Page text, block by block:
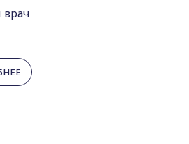
врач